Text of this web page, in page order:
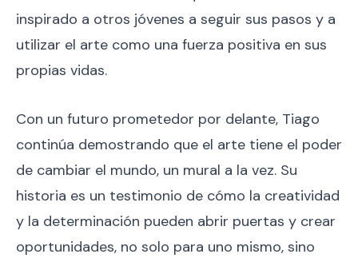
inspirado a otros jóvenes a seguir sus pasos y a
utilizar el arte como una fuerza positiva en sus
propias vidas.
Con un futuro prometedor por delante, Tiago
continúa demostrando que el arte tiene el poder
de cambiar el mundo, un mural a la vez. Su
historia es un testimonio de cómo la creatividad
y la determinación pueden abrir puertas y crear
oportunidades, no solo para uno mismo, sino